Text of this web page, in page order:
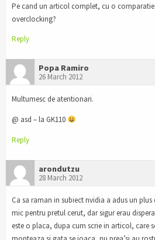
Pe cand un articol complet, cu o comparatie
overclocking?
Reply
Popa Ramiro
26 March 2012
Multumesc de atentionari.
@ asd – la GK110
Reply
arondutzu
28 March 2012
Ca sa raman in subiect nvidia a adus un plus
mic pentru pretul cerut, dar sigur erau
este o placa, dupa cum scrie in articol, care